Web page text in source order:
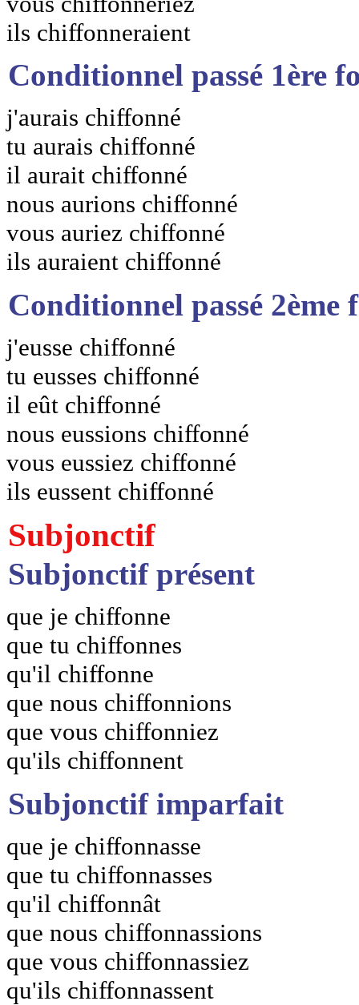
ils chiffonneraient
Conditionnel passé 1ère
j'aurais chiffonné
tu aurais chiffonné
il aurait chiffonné
nous aurions chiffonné
vous auriez chiffonné
ils auraient chiffonné
Conditionnel passé 2ème
j'eusse chiffonné
tu eusses chiffonné
il eût chiffonné
nous eussions chiffonné
vous eussiez chiffonné
ils eussent chiffonné
Subjonctif
Subjonctif présent
que je chiffonne
que tu chiffonnes
qu'il chiffonne
que nous chiffonnions
que vous chiffonniez
qu'ils chiffonnent
Subjonctif imparfait
que je chiffonnasse
que tu chiffonnasses
qu'il chiffonnât
que nous chiffonnassions
que vous chiffonnassiez
qu'ils chiffonnassent